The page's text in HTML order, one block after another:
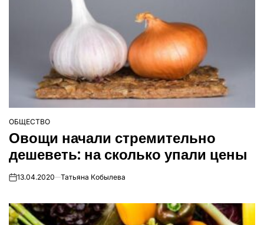
ОПУБЛІКУВАТИ
У
ОБЩЕСТВО
Овощи начали стремительно
дешеветь: на сколько упали цены
on13.04.2020 Татьяна Кобылева